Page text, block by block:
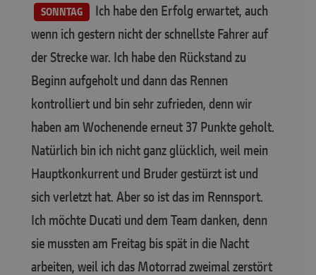
SONNTAG Ich habe den Erfolg erwartet, auch
wenn ich gestern nicht der schnellste Fahrer auf
der Strecke war. Ich habe den Rückstand zu
Beginn aufgeholt und dann das Rennen
kontrolliert und bin sehr zufrieden, denn wir
haben am Wochenende erneut 37 Punkte geholt.
Natürlich bin ich nicht ganz glücklich, weil mein
Hauptkonkurrent und Bruder gestürzt ist und
sich verletzt hat. Aber so ist das im Rennsport.
Ich möchte Ducati und dem Team danken, denn
sie mussten am Freitag bis spät in die Nacht
arbeiten, weil ich das Motorrad zweimal zerstört